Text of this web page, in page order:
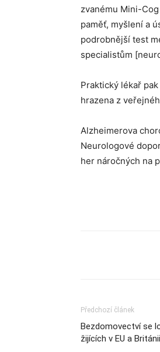
zvanému Mini-
paměť, myšlení a
podrobnější test
specialistům
Praktický lékař
hrazena z
Alzheimerova
Neurologové
her náročných na
Předchozí článek
Bezdomovectví se
žijících v EU a Británii